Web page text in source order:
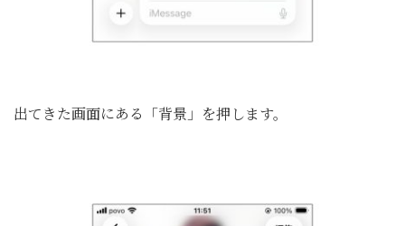
出てきた画面にある「背景」を押します。